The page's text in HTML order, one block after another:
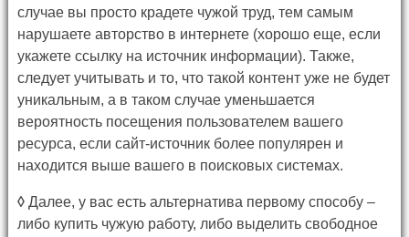
случае вы просто крадете чужой труд, тем самым
нарушаете авторство в интернете (хорошо еще, если
укажете ссылку на источник информации). Также,
следует учитывать и то, что такой контент уже не будет
уникальным, а в таком случае уменьшается
вероятность посещения пользователем вашего
ресурса, если сайт-источник более популярен и
находится выше вашего в поисковых системах.
◊Далее, у вас есть альтернатива первому способу –
либо купить чужую работу, либо выделить свободное